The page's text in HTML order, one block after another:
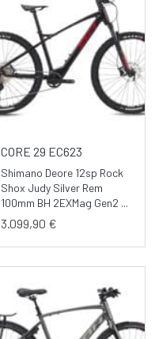
CORE 29 EC623
Shimano Deore 12sp Rock
Shox Judy Silver Rem
100mm BH 2EXMag Gen2 ...
3.099,90 €